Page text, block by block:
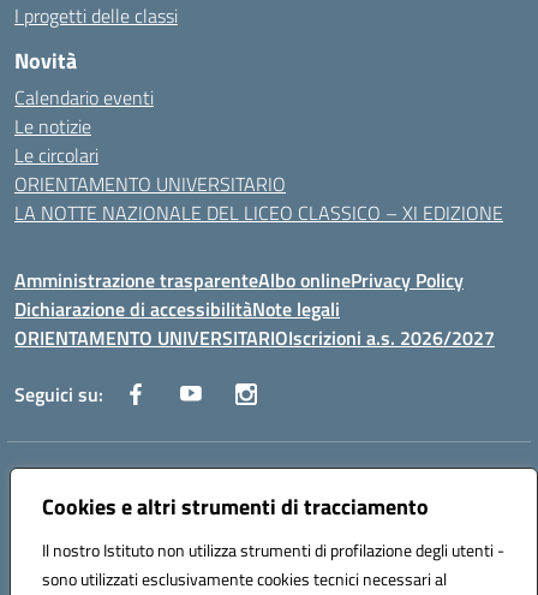
Cookies e altri strumenti di tracciamento
Il nostro Istituto non utilizza strumenti di profilazione degli utenti -
sono utilizzati esclusivamente cookies tecnici necessari al
I progetti delle classi
Novità
Calendario eventi
Le notizie
Le circolari
ORIENTAMENTO UNIVERSITARIO
LA NOTTE NAZIONALE DEL LICEO CLASSICO – XI EDIZIONE
Amministrazione trasparenteAlbo onlinePrivacy Policy
Dichiarazione di accessibilitàNote legali
ORIENTAMENTO UNIVERSITARIOIscrizioni a.s. 2026/2027
Seguici su:
Indirizzo:
Centralino:0882 331218 Email:fgps210002@istruzione.it
Codice fiscale: 93071630714